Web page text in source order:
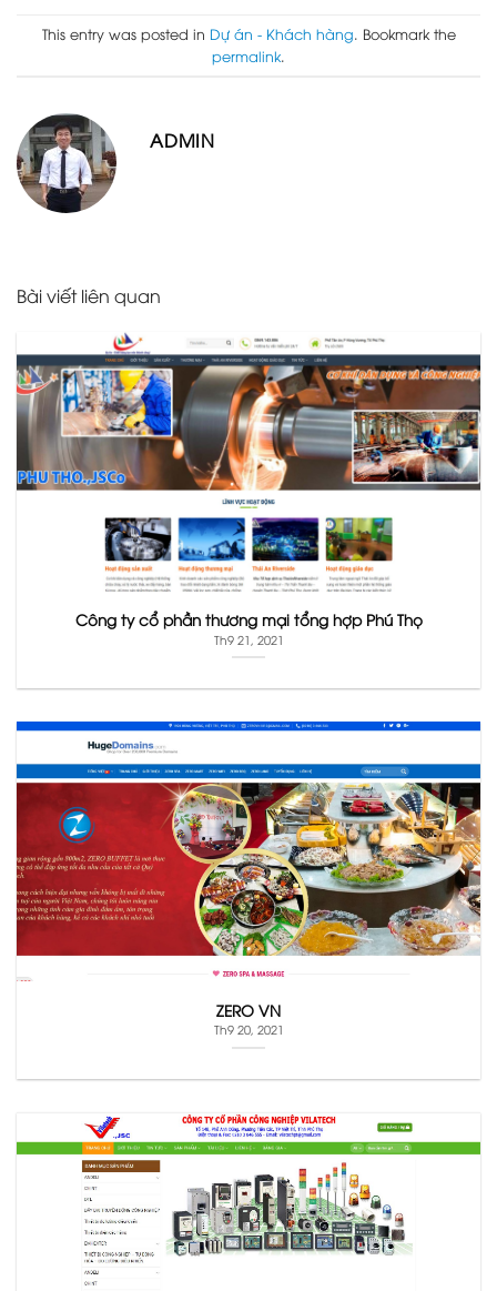
This entry was posted in Dự án - Khách hàng. Bookmark the
permalink.
ADMIN
Bài viết liên quan
Công ty cổ phần thương mại tổng hợp Phú Thọ
Th9 21, 2021
ZERO VN
Th9 20, 2021